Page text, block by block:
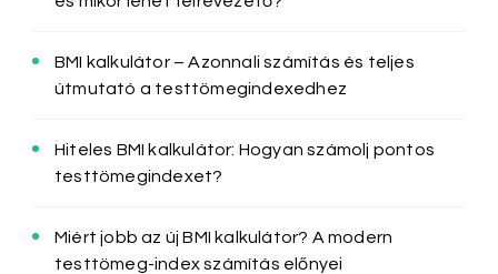
BMI kalkulátor – Azonnali számítás és teljes
útmutató a testtömegindexedhez
Hiteles BMI kalkulátor: Hogyan számolj pontos
testtömegindexet?
Miért jobb az új BMI kalkulátor? A modern
testtömeg-index számítás előnyei